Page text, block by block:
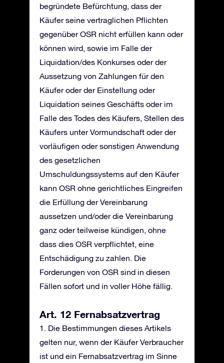
begründete Befürchtung, dass der
Käufer seine vertraglichen Pflichten
gegenüber OSR nicht erfüllen kann oder
können wird, sowie im Falle der
Liquidation/des Konkurses oder der
Aussetzung von Zahlungen für den
Käufer oder der Einstellung oder
Liquidation seines Geschäfts oder im
Falle des Todes des Käufers, Stellen des
Käufers unter Vormundschaft oder der
vorläufigen oder sonstigen Anwendung
des gesetzlichen
Umschuldungssystems auf den Käufer
kann OSR ohne gerichtliches Eingreifen
die Erfüllung der Vereinbarung
aussetzen und/oder die Vereinbarung
ganz oder teilweise kündigen, ohne
dass dies OSR verpflichtet, eine
Entschädigung zu zahlen. Die
Forderungen von OSR sind in diesen
Fällen sofort und in voller Höhe fällig.
Art. 12 Fernabsatzvertrag
1. Die Bestimmungen dieses Artikels
gelten nur, wenn der Käufer Verbraucher
ist und ein Fernabsatzvertrag im Sinne